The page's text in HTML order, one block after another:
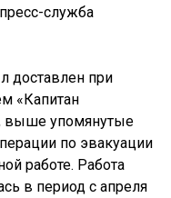
служба
доставлен при
«Капитан
выше упомянутые
по эвакуации
работе. Работа
в период с апреля